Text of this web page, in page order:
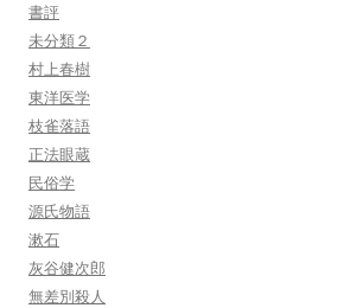
書評
未分類２
村上春樹
東洋医学
枝雀落語
正法眼蔵
民俗学
源氏物語
漱石
灰谷健次郎
無差別殺人